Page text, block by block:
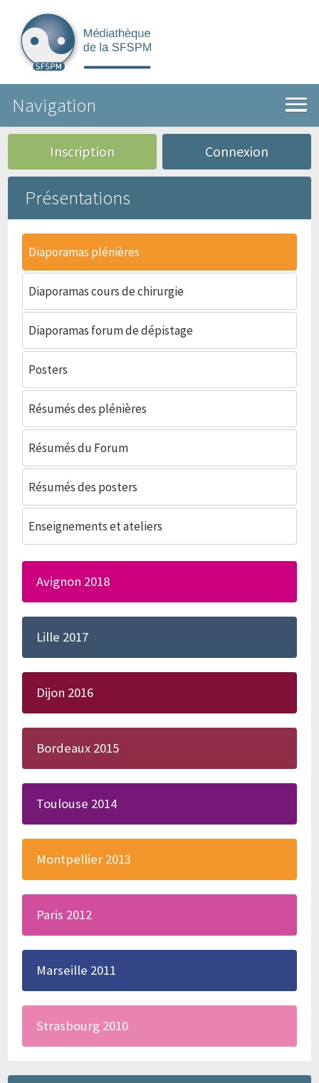
Navigation
Inscription Connexion
Présentations
Diaporamas plénières
Diaporamas cours de chirurgie
Diaporamas forum de dépistage
Posters
Résumés des plénières
Résumés du Forum
Résumés des posters
Enseignements et ateliers
Avignon 2018
Lille 2017
Dijon 2016
Bordeaux 2015
Toulouse 2014
Montpellier 2013
Paris 2012
Marseille 2011
Strasbourg 2010